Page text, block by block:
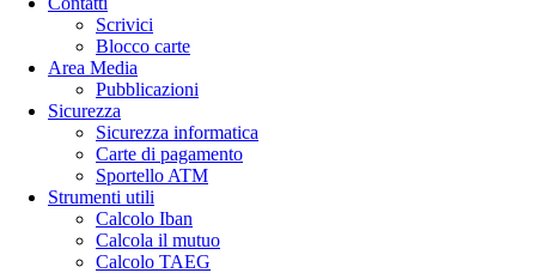
Scrivici
Blocco carte
Area Media
Pubblicazioni
Sicurezza
Sicurezza informatica
Carte di pagamento
Sportello ATM
Strumenti utili
Calcolo Iban
Calcola il mutuo
Calcolo TAEG